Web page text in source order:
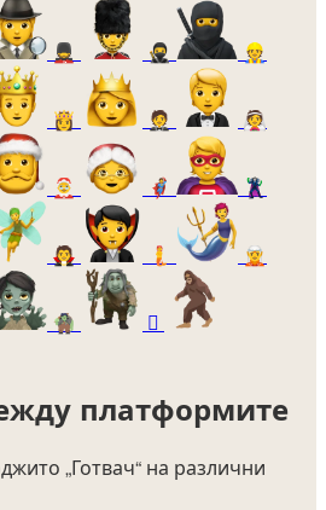
💂 🥷 👷
👸 🤵 👰
🤶 🦸 🦹
🧛 🧜 🧝
🧌
🫈
платформите
„Готвач“ на различни